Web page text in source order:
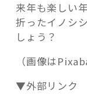
来年も楽しい
折ったイノシ
しょう？
（画像は
▼外部リンク